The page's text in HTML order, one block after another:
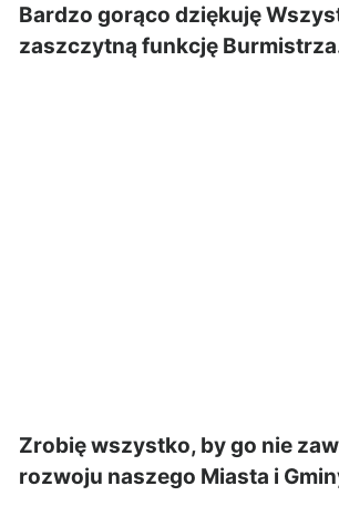
Bardzo gorąco dziękuję
zaszczytną funkcję
Zrobię wszystko, by go nie
rozwoju naszego Miasta i